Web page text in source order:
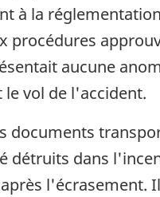
à la
procédures
aucune
le vol de l'accident.
documents
détruits dans
l'écrasement.